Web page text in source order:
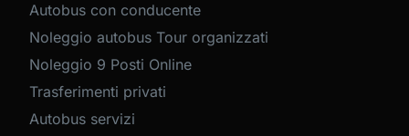
Autobus con conducente
Noleggio autobus Tour organizzati
Noleggio 9 Posti Online
Trasferimenti privati
Autobus servizi